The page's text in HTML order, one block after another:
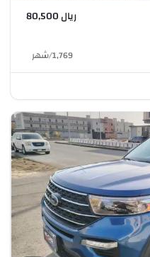
ريال 80,500
1,769
/شهر